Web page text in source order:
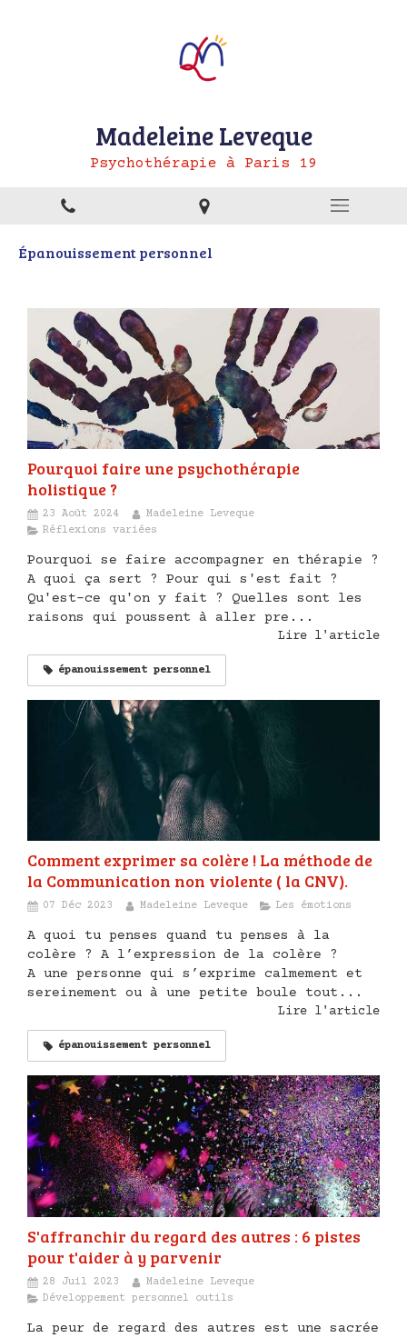
Madeleine Leveque
Psychothérapie à Paris 19
Épanouissement personnel
Pourquoi faire une psychothérapie
holistique ?
23 Août 2024
Madeleine Leveque
Réflexions variées
Pourquoi se faire accompagner en thérapie ?
A quoi ça sert ? Pour qui s'est fait ?
Qu'est-ce qu'on y fait ? Quelles sont les
raisons qui poussent à aller pre...
Lire l'article
épanouissement personnel
Comment exprimer sa colère ! La méthode de
la Communication non violente ( la CNV).
07 Déc 2023 Madeleine Leveque Les émotions
A quoi tu penses quand tu penses à la
colère ? A l’expression de la colère ?
A une personne qui s’exprime calmement et
sereinement ou à une petite boule tout...
Lire l'article
épanouissement personnel
S'affranchir du regard des autres : 6 pistes
pour t'aider à y parvenir
28 Juil 2023
Madeleine Leveque
Développement personnel outils
La peur de regard des autres est une sacrée